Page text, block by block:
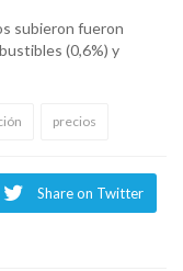
subieron fueron
(0,6%) y
precios
Share on Twitter